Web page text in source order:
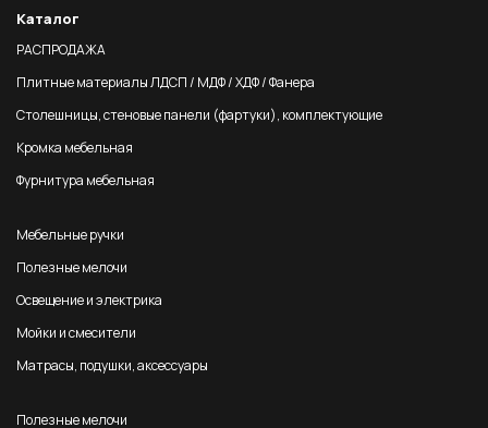
Каталог
РАСПРОДАЖА
Плитные материалы ЛДСП / МДФ / ХДФ / Фанера
Столешницы, стеновые панели (фартуки), комплектующие
Кромка мебельная
Фурнитура мебельная
Мебельные ручки
Полезные мелочи
Освещение и электрика
Мойки и смесители
Матрасы, подушки, аксессуары
Полезные мелочи